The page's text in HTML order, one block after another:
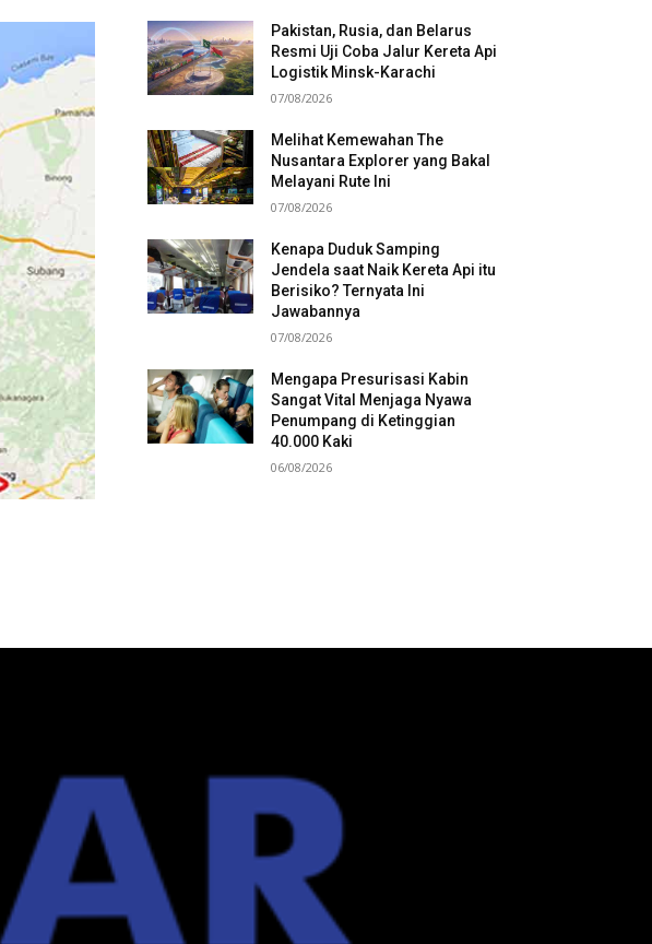
Pakistan, Rusia, dan Belarus
Resmi Uji Coba Jalur Kereta Api
Logistik Minsk-Karachi
07/08/2026
Melihat Kemewahan The
Nusantara Explorer yang Bakal
Melayani Rute Ini
07/08/2026
Kenapa Duduk Samping
Jendela saat Naik Kereta Api itu
Berisiko? Ternyata Ini
Jawabannya
07/08/2026
Mengapa Presurisasi Kabin
Sangat Vital Menjaga Nyawa
Penumpang di Ketinggian
40.000 Kaki
06/08/2026